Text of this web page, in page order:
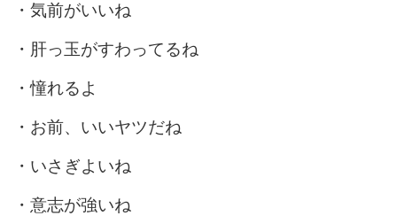
・気前がいいね
・肝っ玉がすわってるね
・憧れるよ
・お前、いいヤツだね
・いさぎよいね
・意志が強いね